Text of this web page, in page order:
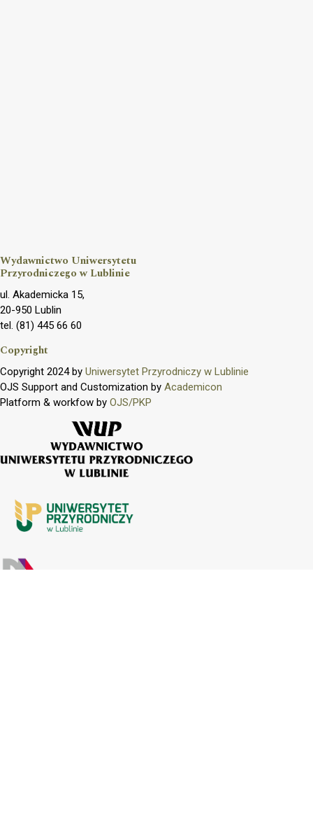
Wydawnictwo Uniwersytetu
Przyrodniczego w Lublinie
ul. Akademicka 15,
20-950 Lublin
tel. (81) 445 66 60
Copyright
Copyright 2024 by Uniwersytet Przyrodniczy w Lublinie
OJS Support and Customization by Academicon
Platform & workfow by OJS/PKP